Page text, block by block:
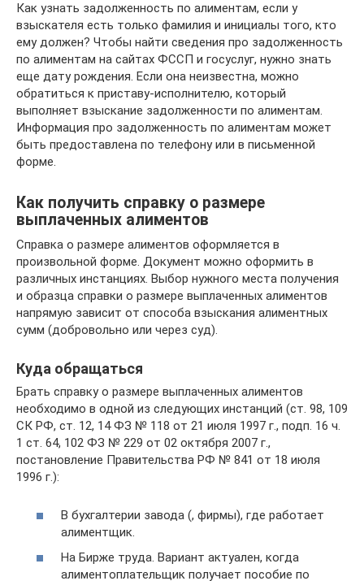
Как узнать задолженность по алиментам, если у
взыскателя есть только фамилия и инициалы того, кто
ему должен? Чтобы найти сведения про задолженность
по алиментам на сайтах ФССП и госуслуг, нужно знать
еще дату рождения. Если она неизвестна, можно
обратиться к приставу-исполнителю, который
выполняет взыскание задолженности по алиментам.
Информация про задолженность по алиментам может
быть предоставлена по телефону или в письменной
форме.
Как получить справку о размере
выплаченных алиментов
Справка о размере алиментов оформляется в
произвольной форме. Документ можно оформить в
различных инстанциях. Выбор нужного места получения
и образца справки о размере выплаченных алиментов
напрямую зависит от способа взыскания алиментных
сумм (добровольно или через суд).
Куда обращаться
Брать справку о размере выплаченных алиментов
необходимо в одной из следующих инстанций (ст. 98, 109
СК РФ, ст. 12, 14 ФЗ № 118 от 21 июля 1997 г., подп. 16 ч.
1 ст. 64, 102 ФЗ № 229 от 02 октября 2007 г.,
постановление Правительства РФ № 841 от 18 июля
1996 г.):
В бухгалтерии завода (, фирмы), где работает
алиментщик.
На Бирже труда. Вариант актуален, когда
алиментоплательщик получает пособие по